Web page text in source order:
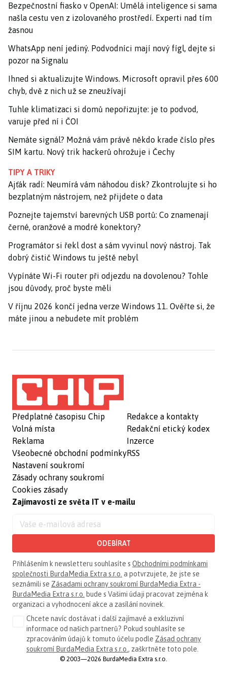
Bezpečnostní fiasko v OpenAI: Umělá inteligence si sama
našla cestu ven z izolovaného prostředí. Experti nad tím
žasnou
WhatsApp není jediný. Podvodníci mají nový fígl, dejte si
pozor na Signalu
Ihned si aktualizujte Windows. Microsoft opravil přes 600
chyb, dvě z nich už se zneužívají
Tuhle klimatizaci si domů nepořizujte: je to podvod,
varuje před ní i ČOI
Nemáte signál? Možná vám právě někdo krade číslo přes
SIM kartu. Nový trik hackerů ohrožuje i Čechy
TIPY A TRIKY
Ajťák radí: Neumírá vám náhodou disk? Zkontrolujte si ho
bezplatným nástrojem, než přijdete o data
Poznejte tajemství barevných USB portů: Co znamenají
černé, oranžové a modré konektory?
Programátor si řekl dost a sám vyvinul nový nástroj. Tak
dobrý čistič Windows tu ještě nebyl
Vypínáte Wi-Fi router při odjezdu na dovolenou? Tohle
jsou důvody, proč byste měli
V říjnu 2026 končí jedna verze Windows 11. Ověřte si, že
máte jinou a nebudete mít problém
Předplatné časopisu Chip
Volná místa
Reklama
Všeobecné obchodní podmínky
Nastavení soukromí
Zásady ochrany soukromí
Cookies zásady
Redakce a kontakty
Redakční etický kodex
Inzerce
RSS
Zajímavosti ze světa IT v e-mailu
ODEBÍRAT
Přihlášením k newsletteru souhlasíte s Obchodními podmínkami
společnosti BurdaMedia Extra s.r.o. a potvrzujete, že jste se
seznámili se Zásadami ochrany soukromí BurdaMedia Extra -
BurdaMedia Extra s.r.o. bude s Vašimi údaji pracovat zejména k
organizaci a vyhodnocení akce a zasílání novinek.
Chcete navíc dostávat i další zajímavé a exkluzivní
informace od našich partnerů? Pokud souhlasíte se
zpracováním údajů k tomuto účelu podle Zásad ochrany
soukromí BurdaMedia Extra s.r.o. , zaškrtněte toto pole.
© 2003—2026 BurdaMedia Extra s.r.o.